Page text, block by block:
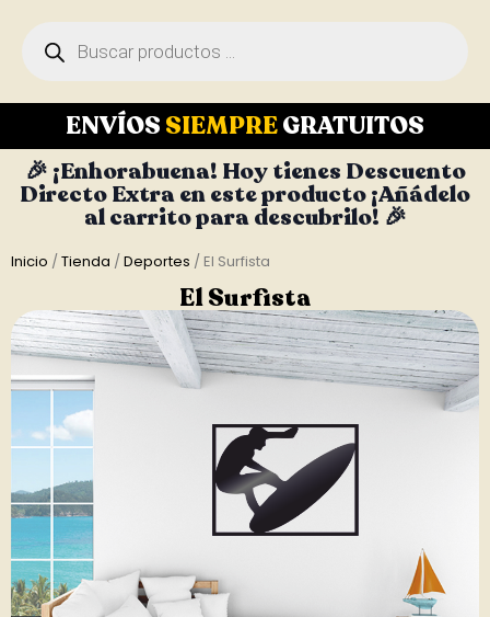
ENVÍOS SIEMPREGRATUITOS
🎉 ¡Enhorabuena! Hoy tienes Descuento
Directo Extra en este producto ¡Añádelo
al carrito para descubrilo! 🎉
Inicio /Tienda /Deportes / El Surfista
El Surfista